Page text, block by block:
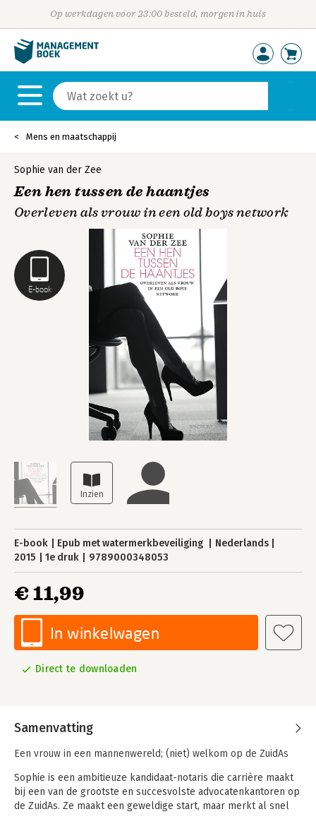
Op werkdagen voor 23:00 besteld, morgen in huis
Mens en maatschappij
E-book
Sophie van der Zee
Een hen tussen de haantjes
Overleven als vrouw in een old boys network
E-book Epub met watermerkbeveiliging
Nederlands
2015
1e druk 9789000348053
€ 11,99
In winkelwagen
Direct te downloaden
Samenvatting
Een vrouw in een mannenwereld; (niet) welkom op de ZuidAs
Sophie is een ambitieuze kandidaat-notaris die carrière maakt
bij een van de grootste en succesvolste advocatenkantoren op
de ZuidAs. Ze maakt een geweldige start, maar merkt al snel